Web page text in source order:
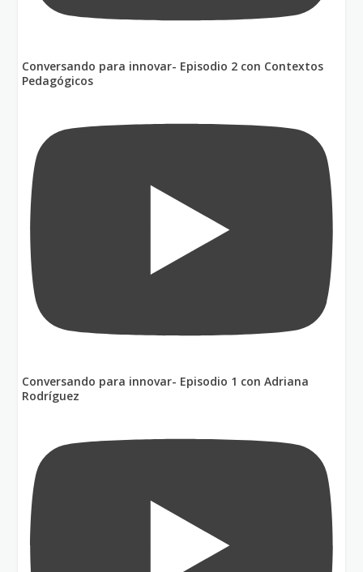
Conversando para innovar- Episodio 2 con Contextos
Pedagógicos
Conversando para innovar- Episodio 1 con Adriana
Rodríguez